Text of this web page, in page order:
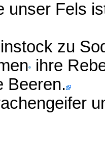
unser Fels
zu
ihre
Beeren.